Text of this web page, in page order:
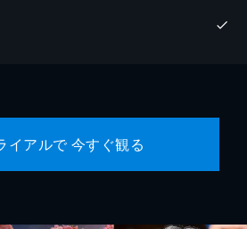
イアルで 今すぐ観る